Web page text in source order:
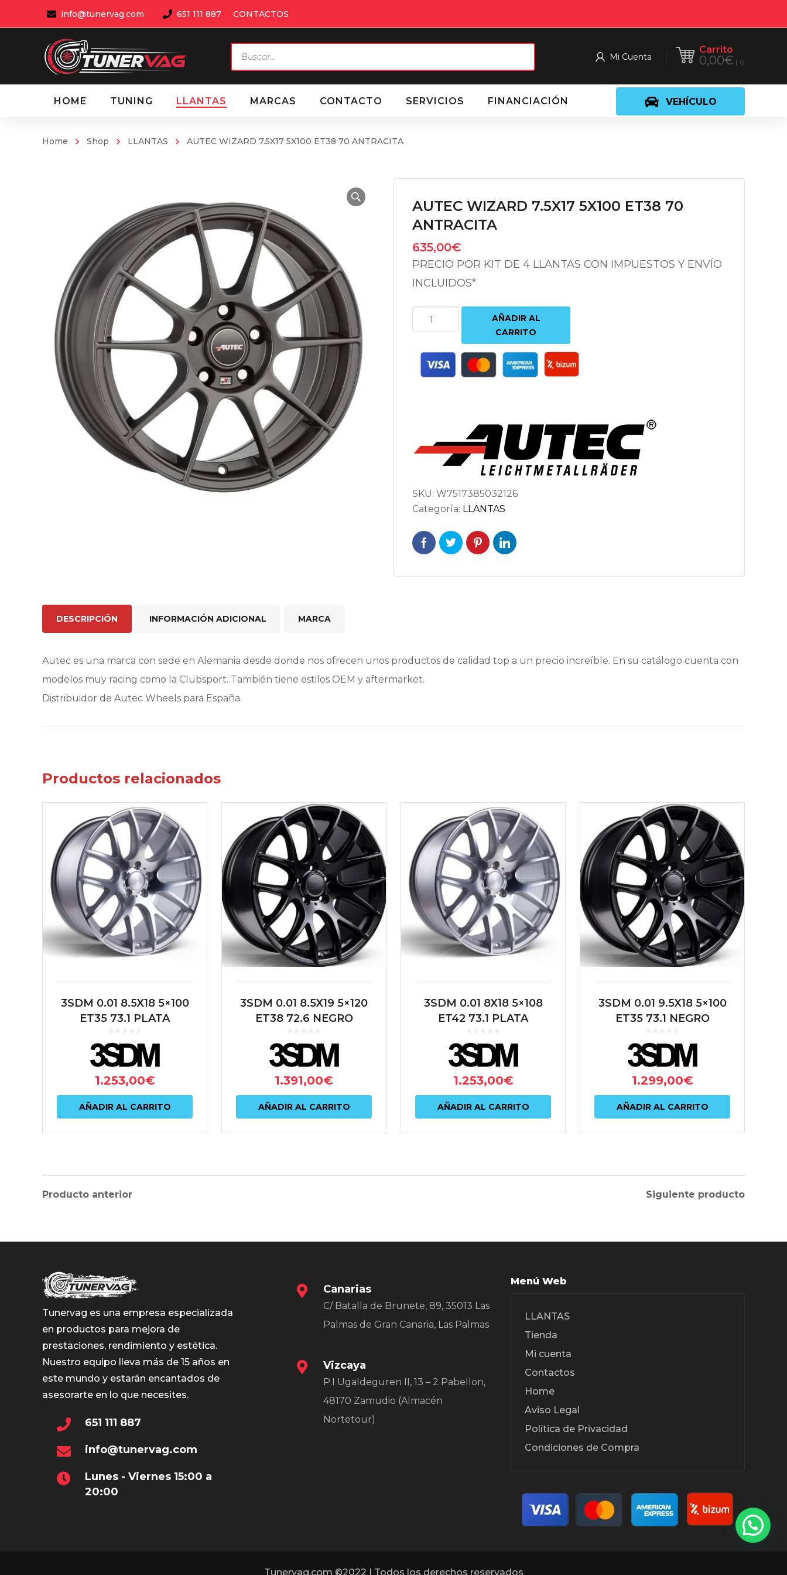
info@tunervag.com 651 111 887 CONTACTOS
Carrito
0,00€ 0
Mi Cuenta
de
productos
VEHÍCULO
HOME TUNING LLANTAS MARCAS CONTACTO SERVICIOS FINANCIACIÓN
Home Shop LLANTAS AUTEC WIZARD 7.5X17 5X100 ET38 70 ANTRACITA
AUTEC WIZARD 7.5X17 5X100 ET38 70
ANTRACITA
635,00€
PRECIO POR KIT DE 4 LLANTAS CON IMPUESTOS Y ENVÍO
INCLUIDOS*
AUTEC
WIZARD
5X100
ET38
AÑADIR AL
CARRITO
SKU: W7517385032126
Categoría: LLANTAS
DESCRIPCIÓN INFORMACIÓN ADICIONAL MARCA
Autec es una marca con sede en Alemania desde donde nos ofrecen unos productos de calidad top a un precio increíble. En su catálogo cuenta con
modelos muy racing como la Clubsport. También tiene estilos OEM y aftermarket.
Distribuidor de Autec Wheels para España.
Productos relacionados
3SDM 0.01 8.5X18 5×100
ET35 73.1 PLATA
1.253,00€
AÑADIR AL CARRITO
3SDM 0.01 8.5X19 5×120
ET38 72.6 NEGRO
1.391,00€
AÑADIR AL CARRITO
3SDM 0.01 8X18 5×108
ET42 73.1 PLATA
1.253,00€
AÑADIR AL CARRITO
3SDM 0.01 9.5X18 5×100
ET35 73.1 NEGRO
1.299,00€
AÑADIR AL CARRITO
Producto anterior Siguiente producto
Tunervag es una empresa especializada
en productos para mejora de
prestaciones, rendimiento y estética.
Nuestro equipo lleva más de 15 años en
este mundo y estarán encantados de
asesorarte en lo que necesites.
651 111 887
info@tunervag.com
Lunes - Viernes 15:00 a
20:00
Canarias
C/ Batalla de Brunete, 89, 35013 Las
Palmas de Gran Canaria, Las Palmas
Vizcaya
P.I Ugaldeguren II, 13 – 2 Pabellon,
48170 Zamudio (Almacén
Nortetour)
Menú Web
LLANTAS
Tienda
Mi cuenta
Contactos
Home
Aviso Legal
Política de Privacidad
Condiciones de Compra
Tunervag.com ©2022 | Todos los derechos reservados